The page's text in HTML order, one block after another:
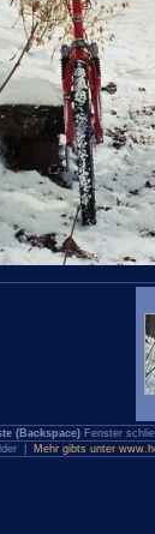
(Backspace) Fenster
| Mehr gibts unter